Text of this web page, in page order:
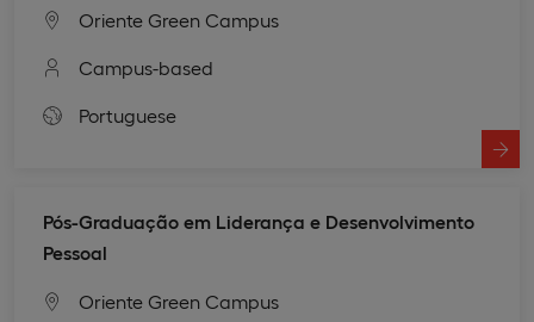
Oriente Green Campus
Campus-based
Portuguese
Pós-Graduação em Liderança e Desenvolvimento
Pessoal
Oriente Green Campus